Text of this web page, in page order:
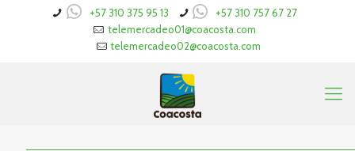
+57 310 375 95 13
+57 310 757 67 27
telemercadeo01@coacosta.com
telemercadeo02@coacosta.com